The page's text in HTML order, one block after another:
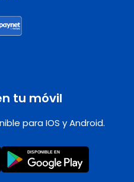
tu móvil
para IOS y Android.